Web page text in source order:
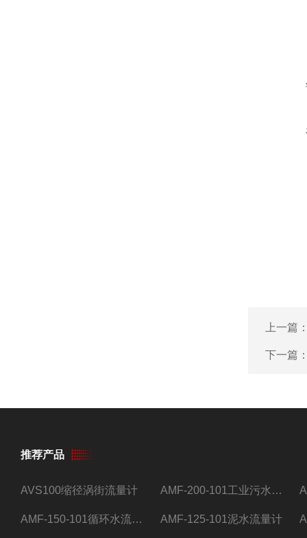
上一篇
下一篇
推荐产品
AVS100缩径涡街流量计 AMF-200-101工业污水流量计
AMF-150-101循环水流量计,电磁流量计 AMF-125-101泥水流量计